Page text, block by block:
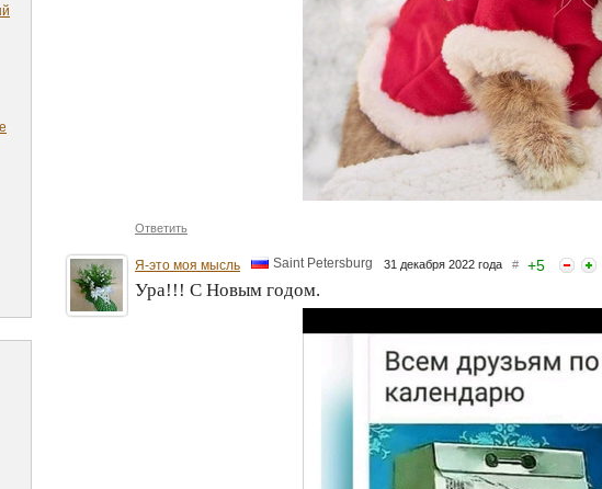
Ответить
Я-это моя мысль Saint Petersburg 31 декабря 2022 года # +5
Ура!!! С Новым годом.